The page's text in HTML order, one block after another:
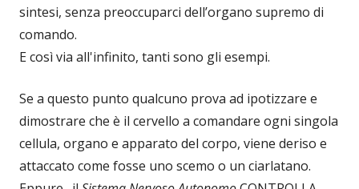
sintesi, senza preoccuparci dell’organo supremo di
comando.
E così via all'infinito, tanti sono gli esempi.
Se a questo punto qualcuno prova ad ipotizzare e
dimostrare che è il cervello a comandare ogni singola
cellula, organo e apparato del corpo, viene deriso e
attaccato come fosse uno scemo o un ciarlatano.